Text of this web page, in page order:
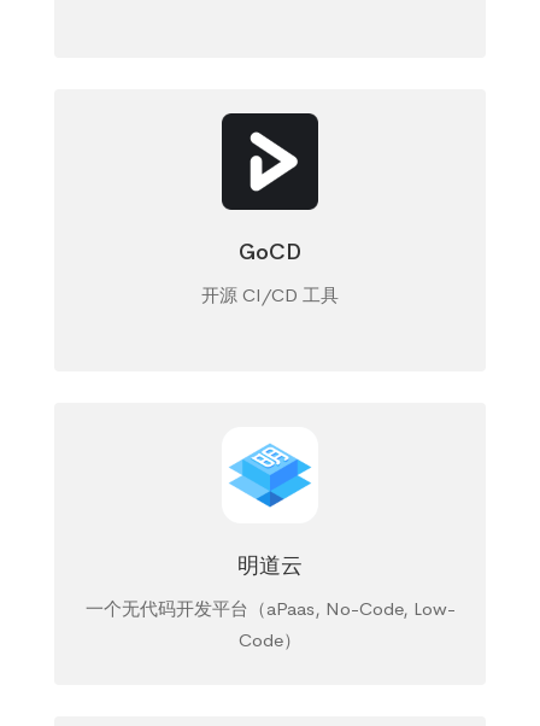
GoCD
开源 CI/CD 工具
明道云
一个无代码开发平台（aPaas, No-Code, Low-
Code）